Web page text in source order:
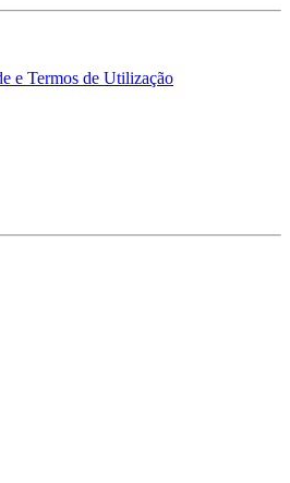
e Termos de Utilização